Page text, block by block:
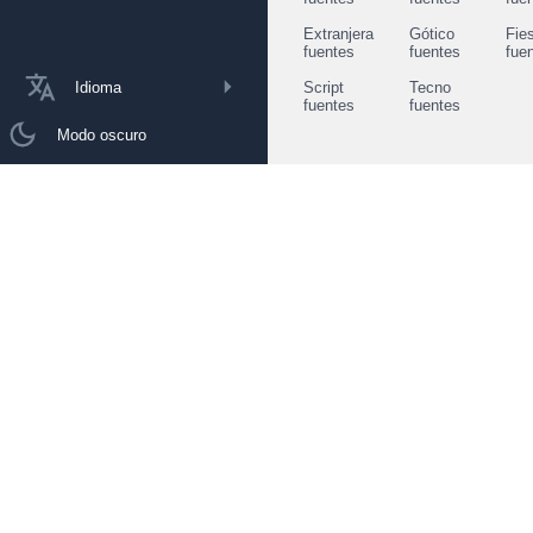
Idioma
Modo oscuro
Extranjera
fuentes
Gótico
fuentes
Script
fuentes
Tecno
fuentes